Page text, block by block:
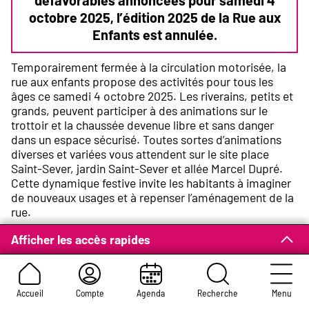
Accueil Compte Agenda Recherche Menu
Afficher les accès rapides
octobre 2025, l’édition 2025 de la Rue aux
Enfants est annulée.
Temporairement fermée à la circulation motorisée, la
rue aux enfants propose des activités pour tous les
âges ce samedi 4 octobre 2025. Les riverains, petits et
grands, peuvent participer à des animations sur le
trottoir et la chaussée devenue libre et sans danger
dans un espace sécurisé. Toutes sortes d’animations
diverses et variées vous attendent sur le site place
Saint-Sever, jardin Saint-Sever et allée Marcel Dupré.
Cette dynamique festive invite les habitants à imaginer
de nouveaux usages et à repenser l’aménagement de la
rue.
Programme
11h